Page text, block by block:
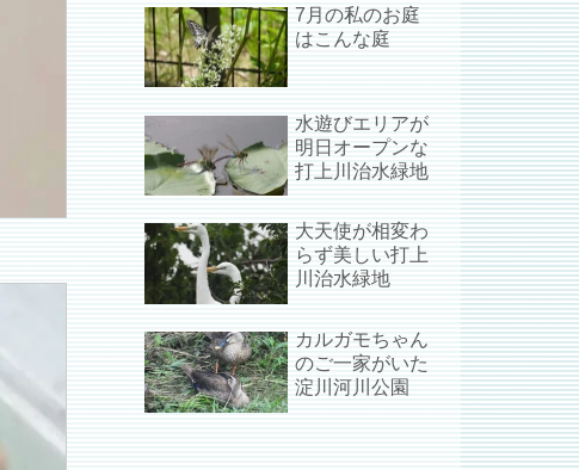
7月の私のお庭
はこんな庭
水遊びエリアが
明日オープンな
打上川治水緑地
大天使が相変わ
らず美しい打上
川治水緑地
カルガモちゃん
のご一家がいた
淀川河川公園